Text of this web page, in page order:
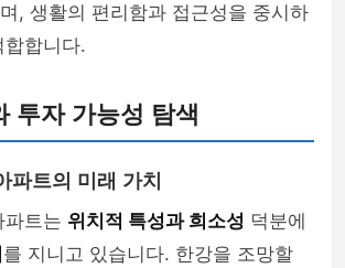
, 생활의 편리함과 접근성을 중시하
합니다.
투자 가능성 탐색
파트의 미래 가치
파트는 위치적 특성과 희소성 덕분에
를 지니고 있습니다. 한강을 조망할